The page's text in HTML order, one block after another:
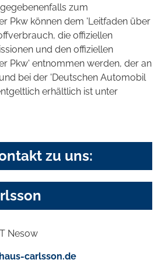
zum
Pkw können dem 'Leitfaden über
die offiziellen
und den offiziellen
Pkw' entnommen werden, der an
bei der 'Deutschen Automobil
erhältlich ist unter
zu uns:
Nesow
carlsson.de